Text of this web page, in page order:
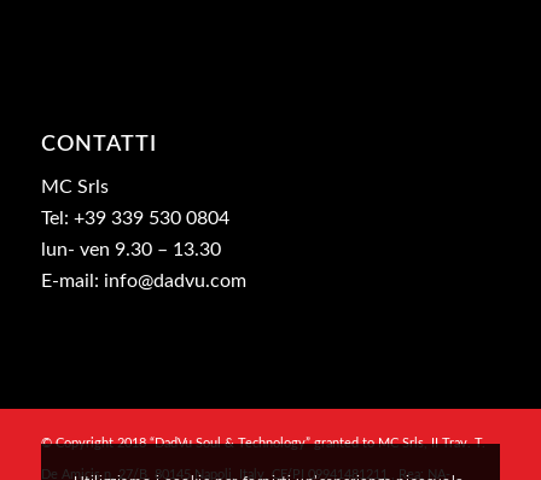
CONTATTI
MC Srls
Tel: +39 339 530 0804
lun- ven 9.30 – 13.30
E-mail: info@dadvu.com
© Copyright 2018 “DadVu Soul & Technology” granted to MC Srls, II Trav. T.
De Amicis n. 27/B, 80145 Napoli, Italy, CF/PI 09941481211 , Rea: NA-